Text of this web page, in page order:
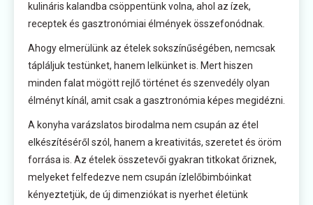
kulináris kalandba csöppentünk volna, ahol az ízek,
receptek és gasztronómiai élmények összefonódnak.
Ahogy elmerülünk az ételek sokszínűségében, nemcsak
tápláljuk testünket, hanem lelkünket is. Mert hiszen
minden falat mögött rejlő történet és szenvedély olyan
élményt kínál, amit csak a gasztronómia képes megidézni.
A konyha varázslatos birodalma nem csupán az étel
elkészítéséről szól, hanem a kreativitás, szeretet és öröm
forrása is. Az ételek összetevői gyakran titkokat őriznek,
melyeket felfedezve nem csupán ízlelőbimbóinkat
kényeztetjük, de új dimenziókat is nyerhet életünk